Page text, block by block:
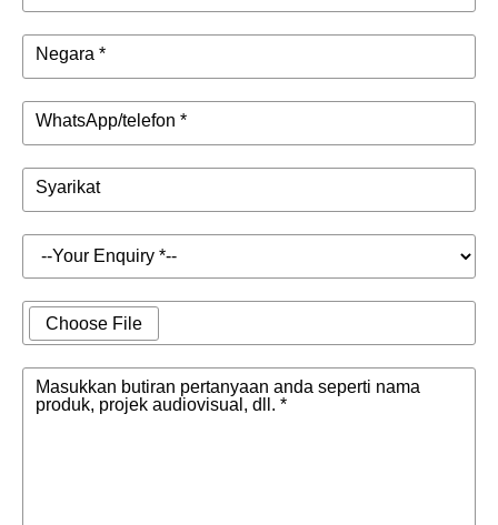
Negara *
WhatsApp/telefon *
Syarikat
Choose File
Masukkan butiran pertanyaan anda seperti nama
produk, projek audiovisual, dll. *